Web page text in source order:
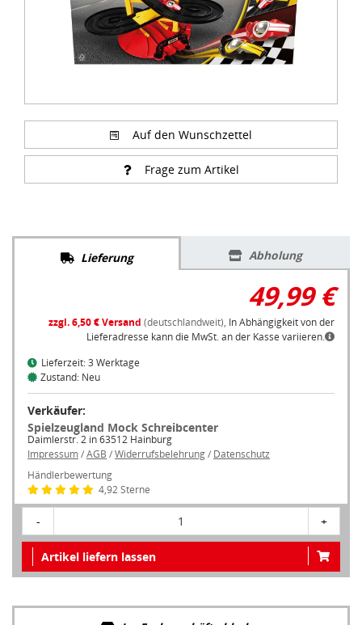
Auf den Wunschzettel
Frage zum Artikel
Lieferung Abholung
49,99 €
zzgl. 6,50 € Versand (deutschlandweit), In Abhängigkeit von der
Lieferadresse kann die MwSt. an der Kasse variieren.
Lieferzeit: 3 Werktage
Zustand: Neu
Verkäufer:
Spielzeugland Mock Schreibcenter
Daimlerstr. 2 in 63512 Hainburg
Impressum/AGB /Widerrufsbelehrung/ Datenschutz
Händlerbewertung
4,92 Sterne
- 1 +
Artikel liefern lassen